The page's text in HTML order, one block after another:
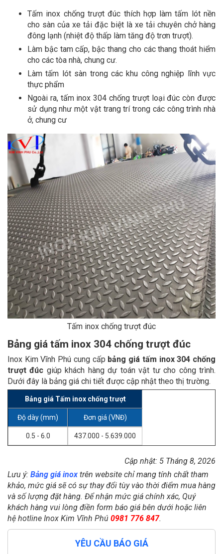
Tấm inox chống trượt đúc thích hợp làm tấm lót nền
cho sàn của xe tải đặc biệt là xe tải chuyên chở hàng
đông lạnh (nhiệt độ thấp làm tăng độ trơn trượt).
Làm bậc tam cấp, bậc thang cho các thang thoát hiểm
cho các tòa nhà, chung cư.
Làm tấm lót sàn trong các khu công nghiệp lĩnh vực
thực phẩm
Ngoài ra, tấm inox 304 chống trượt loại đúc còn được
sử dụng như một vật trang trí trong các công trình nhà
ở, chung cư
Tấm inox chống trượt đúc
Bảng giá tấm inox 304 chống trượt đúc
Inox Kim Vĩnh Phú cung cấp bảng giá tấm inox 304 chống
trượt đúc giúp khách hàng dự toán vật tư cho công trình.
Dưới đây là bảng giá chi tiết được cập nhật theo thị trường.
Bảng giá Tấm inox chống trượt
Độ dày (mm) Đơn giá (VNĐ)
0.5 - 6.0 437.000 - 5.639.000
Cập nhật: 5 Tháng 8, 2026
Lưu ý: Bảng giá inox trên website chỉ mang tính chất tham
khảo, mức giá sẽ có sự thay đổi tùy vào thời điểm mua hàng
và số lượng đặt hàng. Để nhận mức giá chính xác, Quý
khách hàng vui lòng điền form báo giá bên dưới hoặc liên
hệ hotline Inox Kim Vĩnh Phú 0981 776 847.